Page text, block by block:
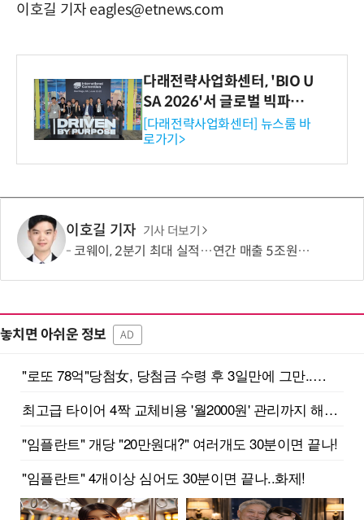
이호길 기자 eagles@etnews.com
다래전략사업화센터, 'BIO U
SA 2026'서 글로벌 빅파마
와의 비즈니스 미팅 지원…K
-바이오 해외 진출 교두보 확
보
[다래전략사업화센터] 뉴스룸 바
로가기>
이호길 기자 기사 더보기
코웨이, 2분기 최대 실적…연간 매출 5조원·영업이익 1조원 '순항'
놓치면 아쉬운 정보 AD